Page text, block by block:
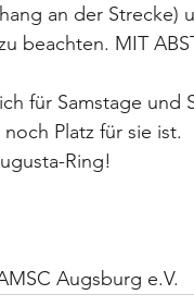
an der Strecke)
beachten. MIT
für Samstage
Platz für sie ist.
Ring!
Augsburg e.V.